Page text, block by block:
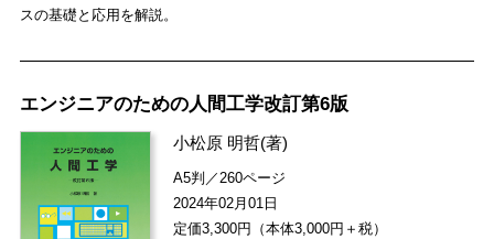
スの基礎と応用を解説。
エンジニアのための人間工学改訂第6版
小松原 明哲(著)
A5判／260ページ
2024年02月01日
定価3,300円（本体3,000円＋税）